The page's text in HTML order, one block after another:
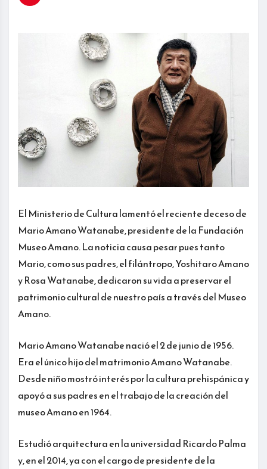
El Ministerio de Cultura lamentó el reciente deceso de
Mario Amano Watanabe, presidente de la Fundación
Museo Amano. La noticia causa pesar pues tanto
Mario, como sus padres, el filántropo, Yoshitaro Amano
y Rosa Watanabe, dedicaron su vida a preservar el
patrimonio cultural de nuestro país a través del Museo
Amano.
Mario Amano Watanabe nació el 2 de junio de 1956.
Era el único hijo del matrimonio Amano Watanabe.
Desde niño mostró interés por la cultura prehispánica y
apoyó a sus padres en el trabajo de la creación del
museo Amano en 1964.
Estudió arquitectura en la universidad Ricardo Palma
y, en el 2014, ya con el cargo de presidente de la